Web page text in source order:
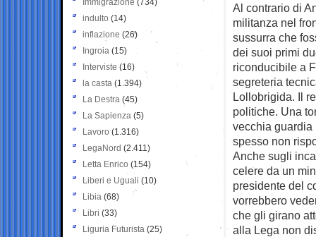
Al contrario di
militanza nel
sussurra che
dei suoi primi
riconducibile a
segreteria
Lollobrigida. Il
politiche. Una
vecchia guardia
spesso non
Anche sugli
celere da un
presidente del
vorrebbero
che gli girano
alla Lega non
Immigrazione (734)
indulto (14)
inflazione (26)
Ingroia (15)
Interviste (16)
la casta (1.394)
La Destra (45)
La Sapienza (5)
Lavoro (1.316)
LegaNord (2.411)
Letta Enrico (154)
Liberi e Uguali (10)
Libia (68)
Libri (33)
Liguria Futurista (25)